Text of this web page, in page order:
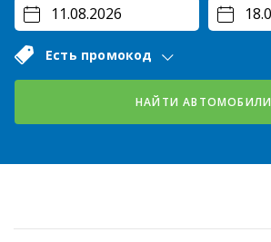
Есть промокод
НАЙТИ АВТОМОБИЛИ